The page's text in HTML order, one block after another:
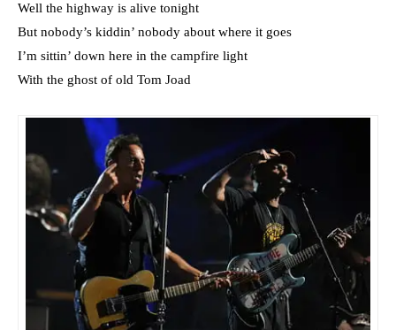
Well the highway is alive tonight
But nobody’s kiddin’ nobody about where it goes
I’m sittin’ down here in the campfire light
With the ghost of old Tom Joad